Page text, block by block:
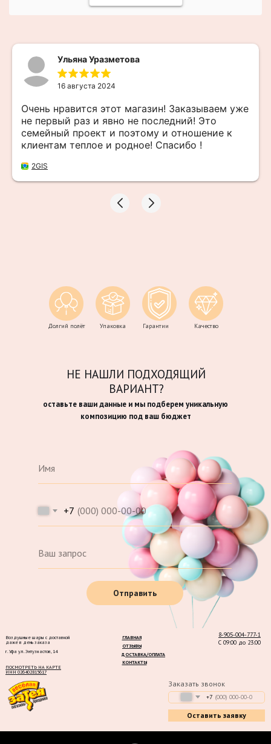
Ульяна Уразметова
16 августа 2024
Очень нравится этот магазин! Заказываем уже
не первый раз и явно не последний! Это
семейный проект и поэтому и отношение к
клиентам теплое и родное! Спасибо !
2GIS
Долгий полёт Упаковка Гарантии Качество
+7
Отправить
оставьте ваши данные и мы подберем уникальную
композицию под ваш бюджет
НЕ НАШЛИ ПОДХОДЯЩИЙ
ВАРИАНТ?
ОТЗЫВЫ
ГЛАВНАЯ
ДОСТАВКА/ОПЛАТА
КОНТАКТЫ
8-905-004-777-1
С 09:00 до 23:00
Воздушные шары с доставкой
даже в день заказа
Заказать звонок
+7
Оставить заявку
г. Уфа ул. Энтузиастов, 14
ПОСМОТРЕТЬ НА КАРТЕ
ИНН 026402815617